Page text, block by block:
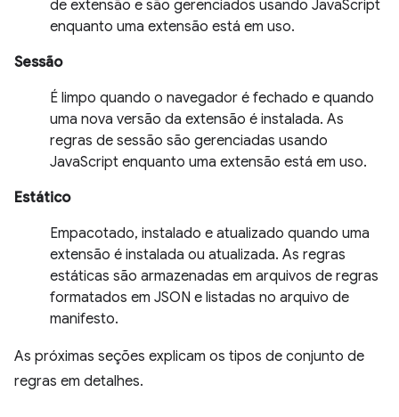
de extensão e são gerenciados usando JavaScript
enquanto uma extensão está em uso.
Sessão
É limpo quando o navegador é fechado e quando
uma nova versão da extensão é instalada. As
regras de sessão são gerenciadas usando
JavaScript enquanto uma extensão está em uso.
Estático
Empacotado, instalado e atualizado quando uma
extensão é instalada ou atualizada. As regras
estáticas são armazenadas em arquivos de regras
formatados em JSON e listadas no arquivo de
manifesto.
As próximas seções explicam os tipos de conjunto de
regras em detalhes.